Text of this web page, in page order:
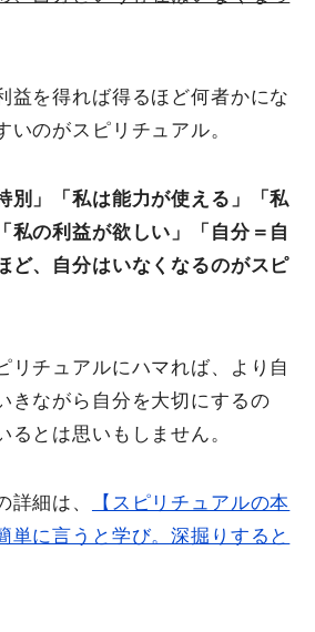
益を得れば得るほど何者かにな
いのがスピリチュアル。
別」「私は能力が使える」「私
私の利益が欲しい」「自分＝自
ど、自分はいなくなるのがスピ
リチュアルにハマれば、より自
きながら自分を大切にするの
るとは思いもしません。
細は、
【スピリチュアルの本
単に言うと学び。深掘りすると